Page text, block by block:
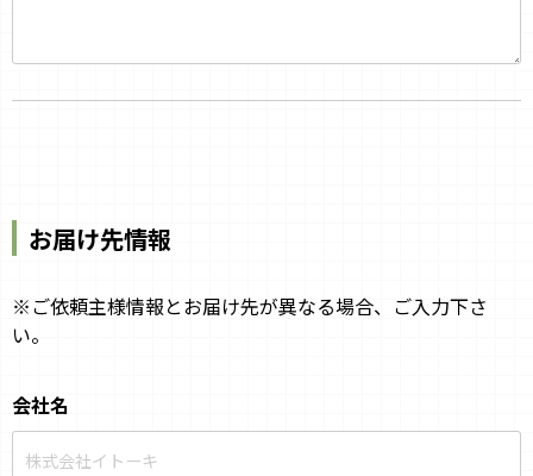
お届け先情報
※ご依頼主様情報とお届け先が異なる場合、ご入力下さ
い。
会社名